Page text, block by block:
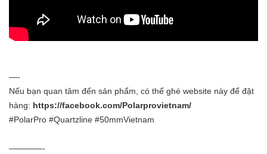
—-
Nếu bạn quan tâm đến sản phẩm, có thể ghé website này để đặt
hàng: https://facebook.com/Polarprovietnam/
#PolarPro #Quartzline #50mmVietnam
————-